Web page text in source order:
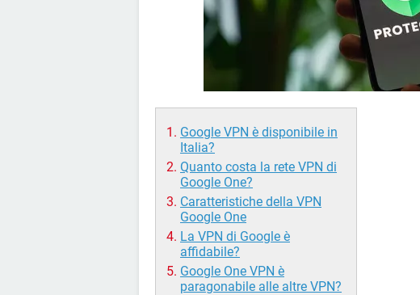
Google VPN è disponibile in
Italia?
Quanto costa la rete VPN di
Google One?
Caratteristiche della VPN
Google One
La VPN di Google è
affidabile?
Google One VPN è
paragonabile alle altre VPN?